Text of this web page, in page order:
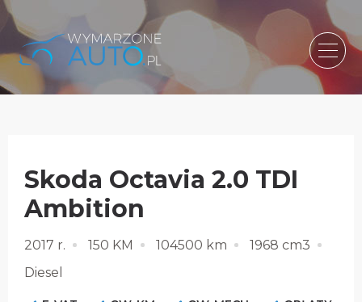
Skoda Octavia 2.0 TDI
Ambition
2017 r. 150 KM 104500 km
1968 cm3
Diesel